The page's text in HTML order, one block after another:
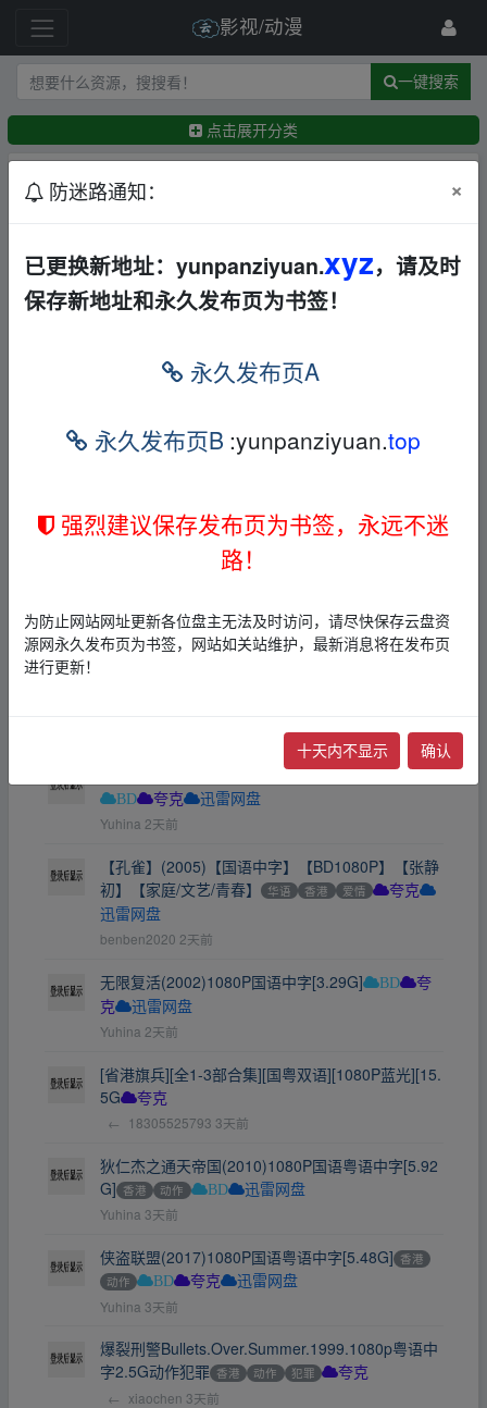
影视/动漫
一键搜索
点击展开分类
最新 精华
而、刘德华，刘天王处女作）2.49G 香港 爱情
夸克
彩云曲(1982)1080P国语粤语中字[2.49G]
BD 夸克 迅雷网盘
【地下交通站】【全集】【1080P】【国语中字】
← 崔不凡 1天前
【电影】【港】天地雄心(1997年香港奇幻片，陈
科幻
夸克
Kelvinhou 1天前
盲探(2013)1080P国语粤语中字[3.64G]
BD 夸克 迅雷网盘
Yuhina 2天前
【孔雀】(2005)【国语中字】【BD1080P】【张静
初】【家庭/文艺/青春】
华语 香港 爱情
夸克
迅雷网盘
benben2020 2天前
无限复活(2002)1080P国语中字[3.29G] BD
夸
克
迅雷网盘
Yuhina 2天前
[省港旗兵][全1-3部合集][国粤双语][1080P蓝光][15.
5G
夸克
← 18305525793 3天前
狄仁杰之通天帝国(2010)1080P国语粤语中字[5.92
G] 香港 动作 BD 迅雷网盘
Yuhina 3天前
侠盗联盟(2017)1080P国语粤语中字[5.48G] 香港
动作
BD 夸克 迅雷网盘
Yuhina 3天前
爆裂刑警Bullets.Over.Summer.1999.1080p粤语中
字2.5G动作犯罪 香港 动作 犯罪 夸克
← xiaochen 3天前
防迷路通知： ×
已更换新地址：yunpanziyuan.xyz，请及时
保存新地址和永久发布页为书签！
永久发布页A
永久发布页B :yunpanziyuan.top
强烈建议保存发布页为书签，永远不迷
路！
为防止网站网址更新各位盘主无法及时访问，请尽快保存云盘资
源网永久发布页为书签，网站如关站维护，最新消息将在发布页
进行更新！
十天内不显示 确认